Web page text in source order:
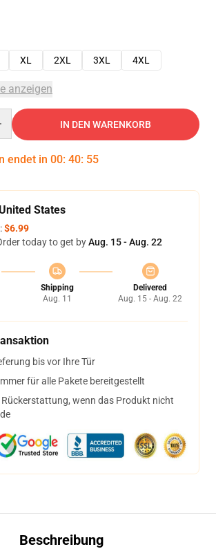
XL 2XL 3XL 4XL
anzeigen
IN DEN WARENKORB
endet in 00: 40: 54
States
$6.99
today to get byAug. 15 - Aug. 22
Shipping
Aug. 11
Delivered
Aug. 15 - Aug. 22
bis vor Ihre Tür
für alle Pakete bereitgestellt
wenn das Produkt nicht
Beschreibung